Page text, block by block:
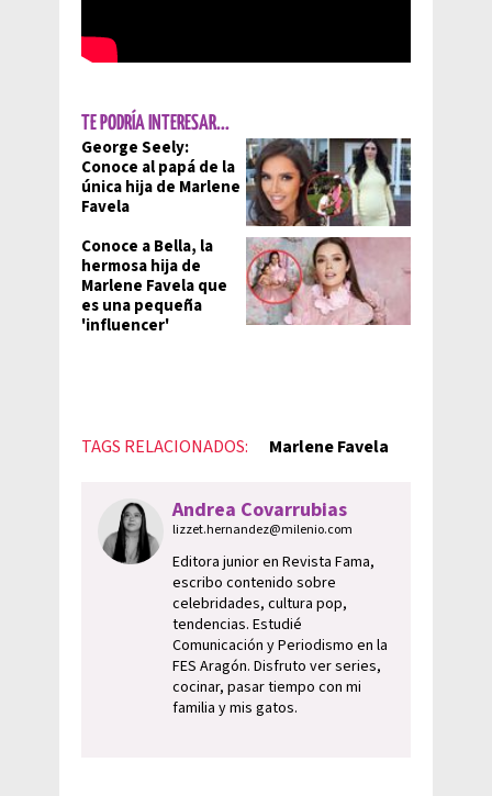
TE PODRÍA INTERESAR...
George Seely:
Conoce al papá de la
única hija de Marlene
Favela
Conoce a Bella, la
hermosa hija de
Marlene Favela que
es una pequeña
'influencer'
TAGS RELACIONADOS: Marlene Favela
Andrea Covarrubias
lizzet.hernandez@milenio.com
Editora junior en Revista Fama,
escribo contenido sobre
celebridades, cultura pop,
tendencias. Estudié
Comunicación y Periodismo en la
FES Aragón. Disfruto ver series,
cocinar, pasar tiempo con mi
familia y mis gatos.